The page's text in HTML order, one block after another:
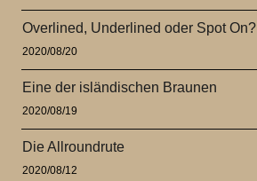
Overlined, Underlined oder Spot On?
2020/08/20
Eine der isländischen Braunen
2020/08/19
Die Allroundrute
2020/08/12